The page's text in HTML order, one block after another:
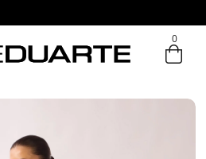
email ou cpf/cnpj
0